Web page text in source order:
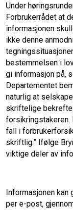
Under
Forbrukerrådet at
informasjonen
ikke denne
bestemmelsen i
gi informasjon på,
Departementet
naturlig at
skriftelige
forsikringstakeren.
fall i
skriftlig.” Ifølge
viktige deler av
Informasjonen kan
per e-post,